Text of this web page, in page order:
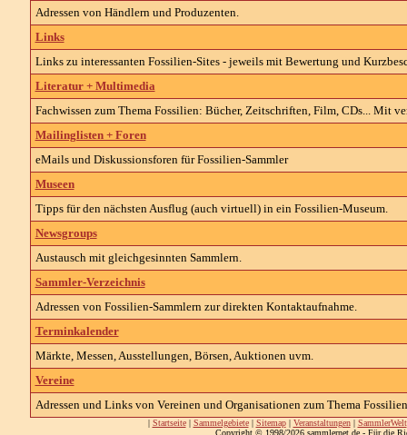
Adressen von Händlern und Produzenten.
Links
Links zu interessanten Fossilien-Sites - jeweils mit Bewertung und
Literatur + Multimedia
Fachwissen zum Thema Fossilien: Bücher, Zeitschriften, Film, CDs... Mit
Mailinglisten + Foren
eMails und Diskussionsforen für Fossilien-Sammler
Museen
Tipps für den nächsten Ausflug (auch virtuell) in ein Fossilien-Museum.
Newsgroups
Austausch mit gleichgesinnten Sammlern.
Sammler-Verzeichnis
Adressen von Fossilien-Sammlern zur direkten Kontaktaufnahme.
Terminkalender
Märkte, Messen, Ausstellungen, Börsen, Auktionen uvm.
Vereine
Adressen und Links von Vereinen und Organisationen zum Thema
| Startseite| Sammelgebiete| Sitemap| Veranstaltungen| SammlerWelt
Copyright © 1998/2026 sammlernet.de - Für die